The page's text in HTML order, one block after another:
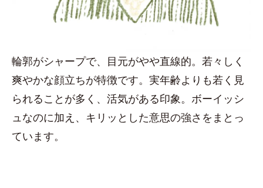
輪郭がシャープで、目元がやや直線的。若々しく
爽やかな顔立ちが特徴です。実年齢よりも若く見
られることが多く、活気がある印象。ボーイッシ
ュなのに加え、キリッとした意思の強さをまとっ
ています。